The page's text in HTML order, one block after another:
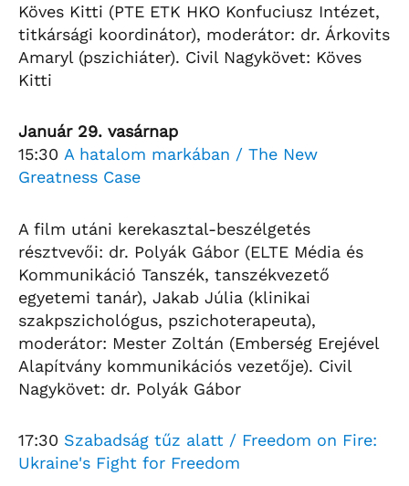
Köves Kitti (PTE ETK HKO Konfuciusz Intézet,
titkársági koordinátor), moderátor: dr. Árkovits
Amaryl (pszichiáter). Civil Nagykövet: Köves
Kitti
Január 29. vasárnap
15:30 A hatalom markában / The New
Greatness Case
A film utáni kerekasztal-beszélgetés
résztvevői: dr. Polyák Gábor (ELTE Média és
Kommunikáció Tanszék, tanszékvezető
egyetemi tanár), Jakab Júlia (klinikai
szakpszichológus, pszichoterapeuta),
moderátor: Mester Zoltán (Emberség Erejével
Alapítvány kommunikációs vezetője). Civil
Nagykövet: dr. Polyák Gábor
17:30 Szabadság tűz alatt / Freedom on Fire:
Ukraine's Fight for Freedom